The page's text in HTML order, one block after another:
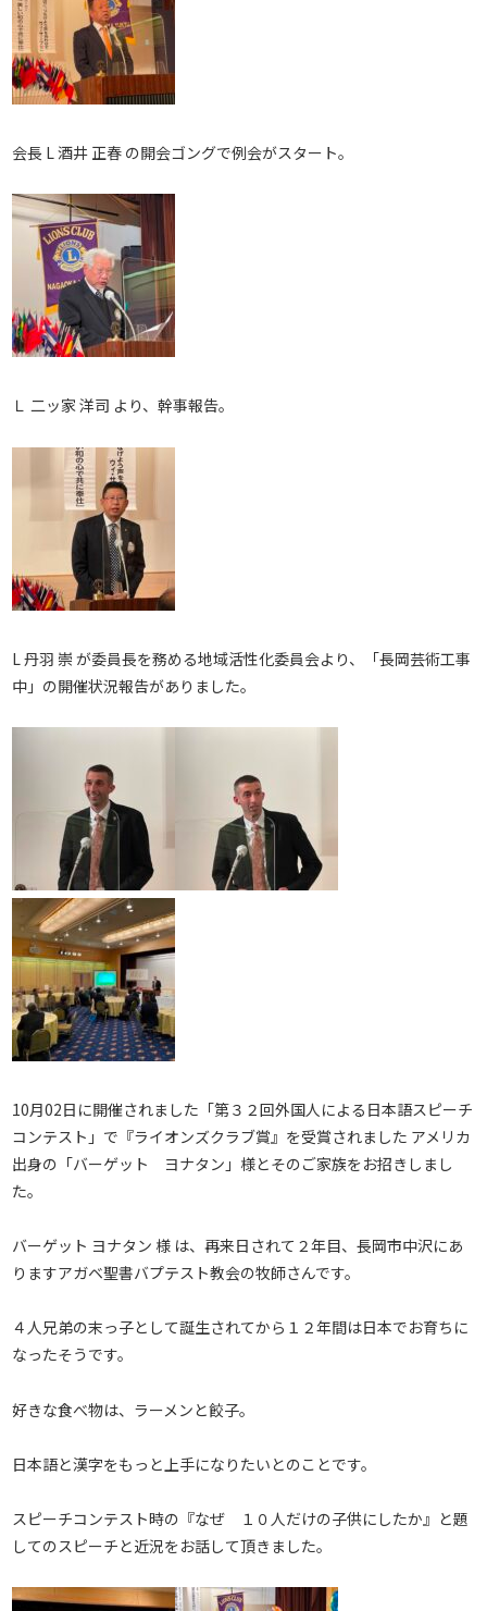
会長 L 酒井 正春 の開会ゴングで例会がスタート。
Ｌ 二ッ家 洋司 より、幹事報告。
L 丹羽 崇 が委員長を務める地域活性化委員会より、「長岡芸術工事
中」の開催状況報告がありました。
10月02日に開催されました「第３２回外国人による日本語スピーチ
コンテスト」で『ライオンズクラブ賞』を受賞されました アメリカ
出身の「バーゲット ヨナタン」様とそのご家族をお招きしまし
た。
バーゲット ヨナタン 様 は、再来日されて２年目、長岡市中沢にあ
りますアガベ聖書バプテスト教会の牧師さんです。
４人兄弟の末っ子として誕生されてから１２年間は日本でお育ちに
なったそうです。
好きな食べ物は、ラーメンと餃子。
日本語と漢字をもっと上手になりたいとのことです。
スピーチコンテスト時の『なぜ １０人だけの子供にしたか』と題
してのスピーチと近況をお話して頂きました。